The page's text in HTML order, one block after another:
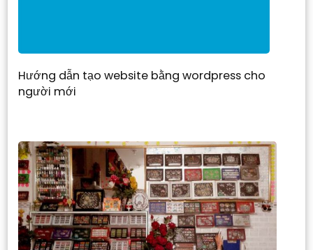
Hướng dẫn tạo website bằng wordpress cho
người mới